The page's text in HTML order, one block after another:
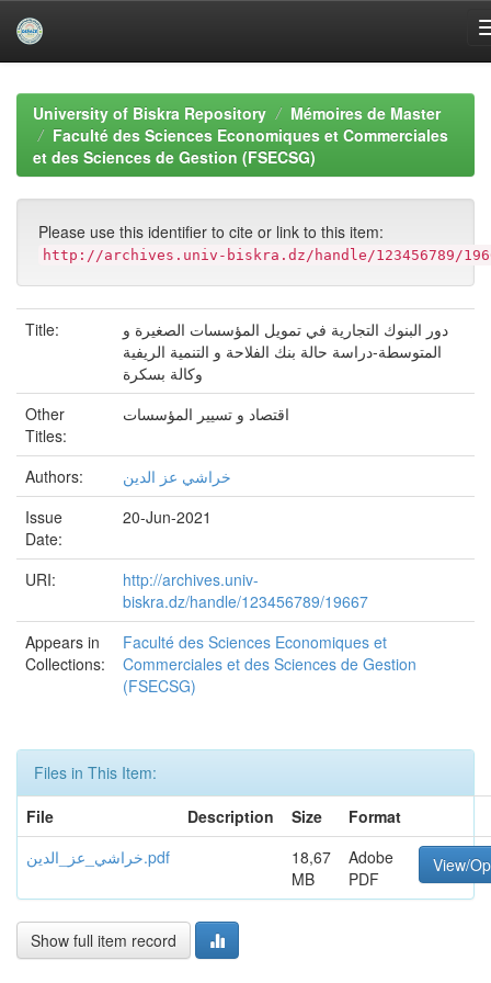
navigationUniversity of Biskra Repository
Mémoires de Master
Faculté des Sciences Economiques et Commerciales
et des Sciences de Gestion (FSECSG)
Please use this identifier to cite or link to this item:
http://archives.univ-biskra.dz/handle/123456789/
Title:
دور البنوك التجارية في تمويل المؤسسات الصغيرة و
المتوسطة-دراسة حالة بنك الفلاحة و التنمية الريفية
وكالة بسكرة
Other
Titles:
اقتصاد و تسيير المؤسسات
Authors:
خراشي عز الدين
Issue
Date:
20-Jun-2021
URI:
http://archives.univ-
biskra.dz/handle/123456789/19667
Appears in
Collections:
Faculté des Sciences Economiques et
Commerciales et des Sciences de Gestion
(FSECSG)
Files in This Item:
File
Description Size
Format
خراشي_عز_الدين.pdf
18,67
MB
Adobe
PDF
View/
Show full item record